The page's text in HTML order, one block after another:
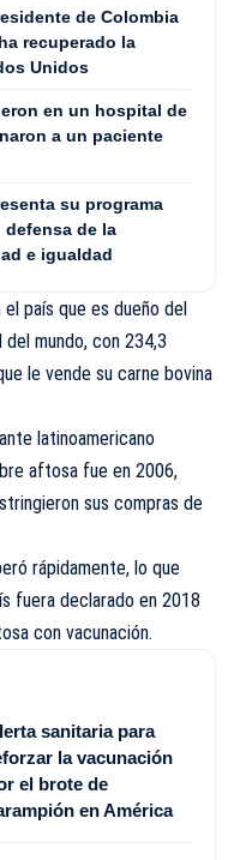
de Colombia
recuperado la
Unidos
en un hospital de
a un paciente
su programa
de la
e igualdad
país que es dueño del
mundo, con 234,3
le vende su carne bovina
latinoamericano
aftosa fue en 2006,
sus compras de
rápidamente, lo que
fuera declarado en 2018
con vacunación.
sanitaria para
la vacunación
el brote de
en América